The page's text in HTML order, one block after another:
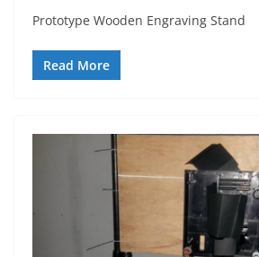
Prototype Wooden Engraving Stand
Read More